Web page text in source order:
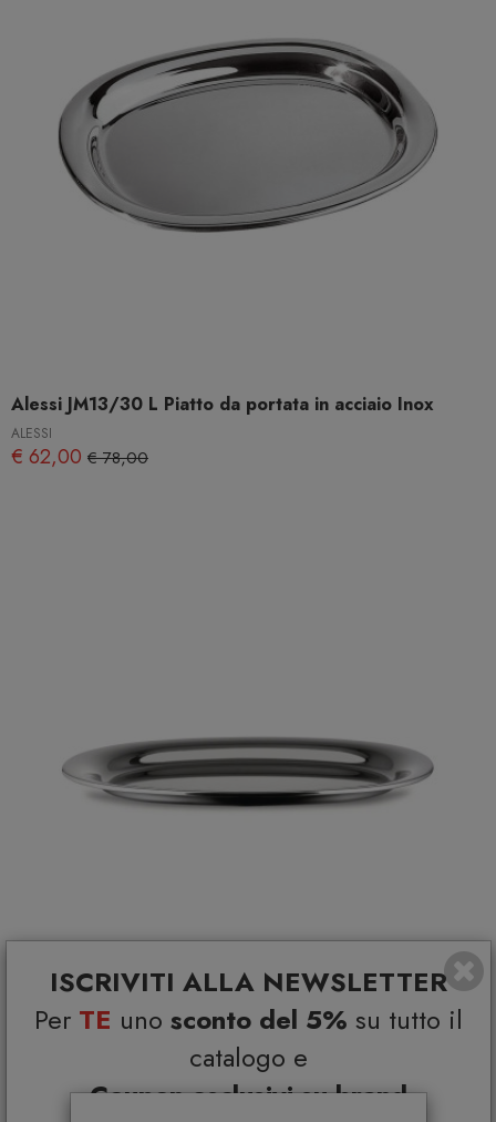
ISCRIVITI ALLA NEWSLETTER
Per TE uno sconto del 5% su tutto il
catalogo e
Coupon esclusivi su brand
Alessi JM13/30 L Piatto da portata in acciaio Inox
ALESSI
€ 62,00 € 78,00
Alessi JM13/36 L Piatto da portata in acciaio Inox
€ 70,00€ 88,00